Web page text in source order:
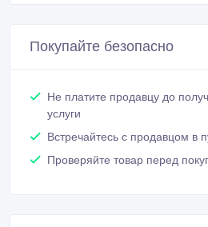
Покупайте безопасно
Не платите продавцу до
услуги
Встречайтесь с продавцом в
Проверяйте товар перед